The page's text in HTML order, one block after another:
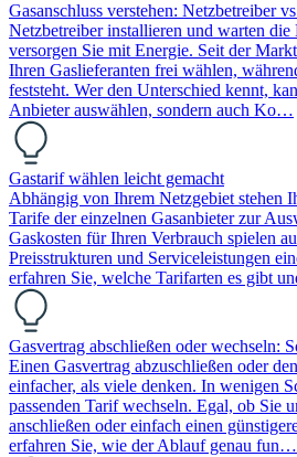
Gasanschluss verstehen: Netzbetreiber
Netzbetreiber installieren und warten die
versorgen Sie mit Energie. Seit der
Ihren Gaslieferanten frei wählen,
feststeht. Wer den Unterschied kennt,
Anbieter auswählen, sondern auch Ko…
Gastarif wählen leicht gemacht
Abhängig von Ihrem Netzgebiet stehen
Tarife der einzelnen Gasanbieter zur
Gaskosten für Ihren Verbrauch spielen
Preisstrukturen und Serviceleistungen
erfahren Sie, welche Tarifarten es gibt
Gasvertrag abschließen oder wechseln:
Einen Gasvertrag abzuschließen oder
einfacher, als viele denken. In wenigen
passenden Tarif wechseln. Egal, ob Sie
anschließen oder einfach einen
erfahren Sie, wie der Ablauf genau fun…